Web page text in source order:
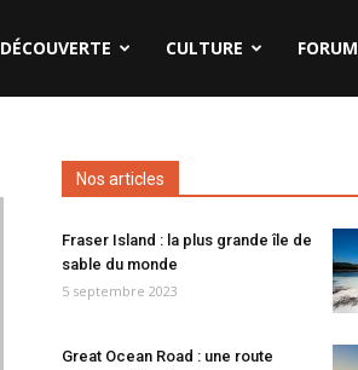
DÉCOUVERTE CULTURE FORUM
Nos articles
Fraser Island : la plus grande île de
sable du monde
5 septembre 2023
Great Ocean Road : une route